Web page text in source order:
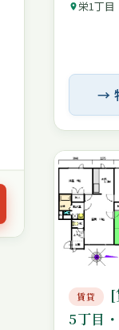
栄1丁目
→
賃貸
5丁目